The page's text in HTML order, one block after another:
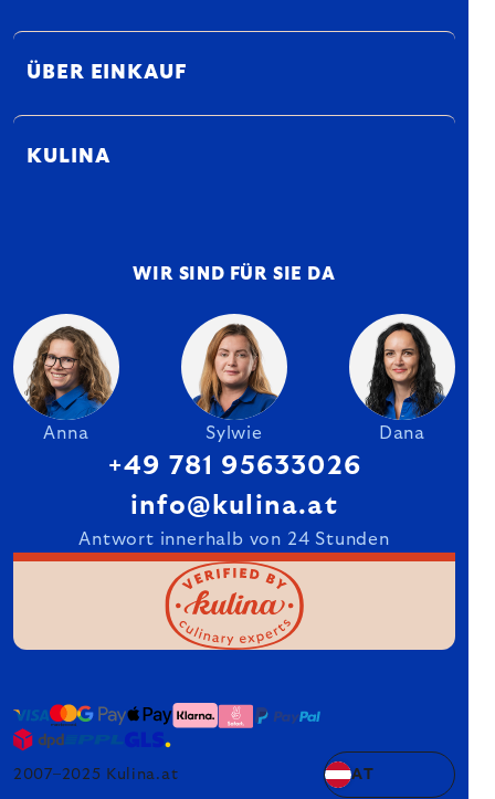
ÜBER EINKAUF
KULINA
WIR SIND FÜR SIE DA
Anna Sylwie Dana
+49 781 95633026
info@kulina.at
Antwort innerhalb von 24 Stunden
2007–2025 Kulina.at AT